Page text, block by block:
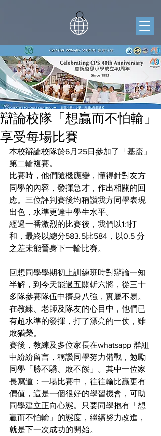
辯論校隊「想贏而不怕輸」
享受每場比賽
本校辯論校隊於6月25日參加了「基盃」
第二輪複賽。
比賽時，他們隨機應變，懂得針對友方
同學的內容，發揮急才，作出相關的回
應。三位評判賽後均稱讚我方同學表現
出色，水準更達中學生水平。
經過一番激烈的比賽後，我們以1:1打
和，最終以總分583.5比584，以0.5 分
之差未能晉身下一輪比賽。
回想同學學期初上訓練班時對辯論一知
半解，到今天能過五關斬六將，從三十
多隊參賽隊伍中擠身八強，實屬不易。
在教練、老師及隊友的心目中，他們已
有超水準的發揮，打了漂亮的一仗，雖
敗猶榮。
賽後，教練及多位家長在whatsapp 群組
中紛紛留言，稱讚同學努力備戰，勉勵
同學「勝不驕、敗不餒」。其中一位家
長寫道：一場比賽中，往往輸比贏更有
價值，這是一個很好的學習機會，可助
同學建立正向心態。只要同學抱有「想
贏而不怕輸」的態度，繼續努力改進，
就是下一次成功的開始。